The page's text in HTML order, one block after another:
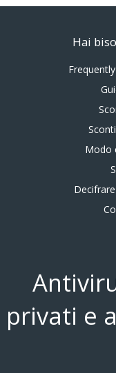
Hai
Modo
privati e